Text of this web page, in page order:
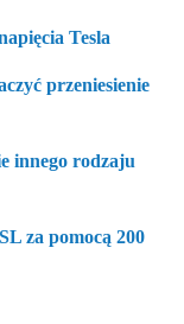
Tesla
przeniesienie
innego rodzaju
za pomocą 200